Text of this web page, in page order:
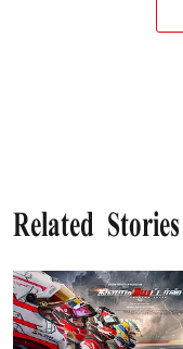
Related Stories